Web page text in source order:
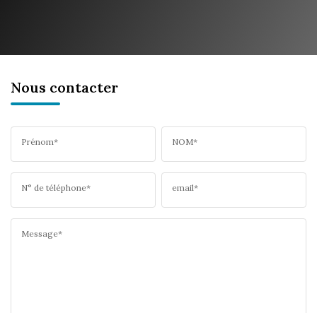
Nous contacter
Prénom* NOM*
N° de téléphone* email*
Message*